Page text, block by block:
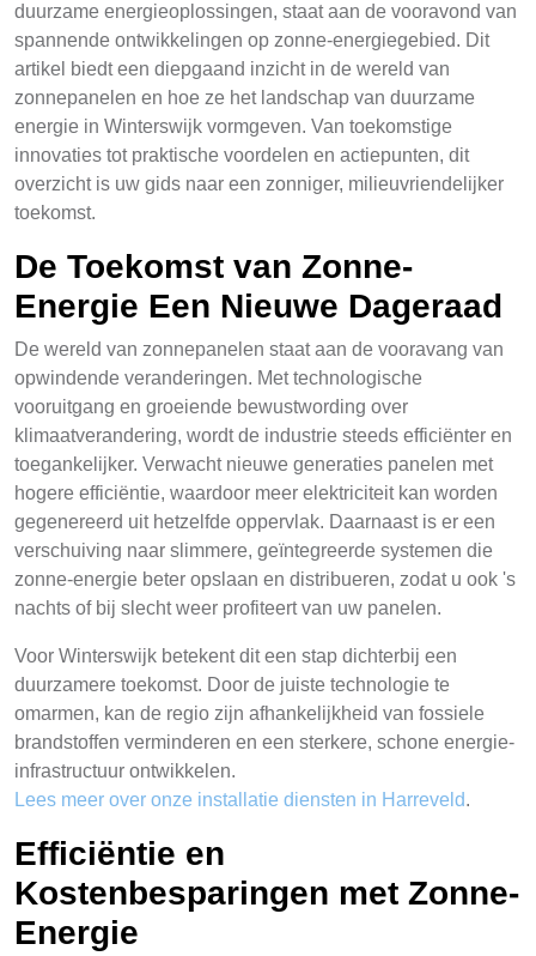
duurzame energieoplossingen, staat aan de vooravond van
spannende ontwikkelingen op zonne-energiegebied. Dit
artikel biedt een diepgaand inzicht in de wereld van
zonnepanelen en hoe ze het landschap van duurzame
energie in Winterswijk vormgeven. Van toekomstige
innovaties tot praktische voordelen en actiepunten, dit
overzicht is uw gids naar een zonniger, milieuvriendelijker
toekomst.
De Toekomst van Zonne-
Energie Een Nieuwe Dageraad
De wereld van zonnepanelen staat aan de vooravang van
opwindende veranderingen. Met technologische
vooruitgang en groeiende bewustwording over
klimaatverandering, wordt de industrie steeds efficiënter en
toegankelijker. Verwacht nieuwe generaties panelen met
hogere efficiëntie, waardoor meer elektriciteit kan worden
gegenereerd uit hetzelfde oppervlak. Daarnaast is er een
verschuiving naar slimmere, geïntegreerde systemen die
zonne-energie beter opslaan en distribueren, zodat u ook 's
nachts of bij slecht weer profiteert van uw panelen.
Voor Winterswijk betekent dit een stap dichterbij een
duurzamere toekomst. Door de juiste technologie te
omarmen, kan de regio zijn afhankelijkheid van fossiele
brandstoffen verminderen en een sterkere, schone energie-
infrastructuur ontwikkelen.
Lees meer over onze installatie diensten in Harreveld.
Efficiëntie en
Kostenbesparingen met Zonne-
Energie